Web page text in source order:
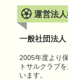
運営法
一般社団法
2005年度より
トサルクラブ
います。